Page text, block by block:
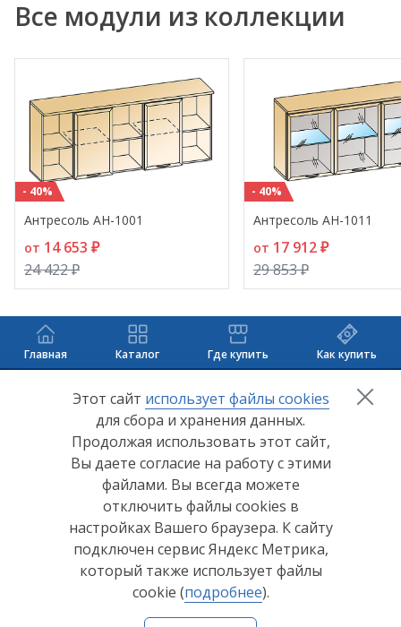
Все модули из коллекции
- 40%
Антресоль АН-1001
от 14 653 ₽
24 422 ₽
- 40%
Антресоль АН-1011
от 17 912 ₽
29 853 ₽
Главная Каталог Где купить Как купить
+7 (8412) 65-33-00
info@lerom.ru
Согласие на обработку персональных данных
Политика конфиденциальности
Согласие на обработку персональных данных Яндекс
© ООО "Мебельная компания "Лером" 2026
Этот сайт использует файлы cookies
для сбора и хранения данных.
Продолжая использовать этот сайт,
Вы даете согласие на работу с этими
файлами. Вы всегда можете
отключить файлы cookies в
настройках Вашего браузера. К сайту
подключен сервис Яндекс Метрика,
который также использует файлы
cookie (подробнее).